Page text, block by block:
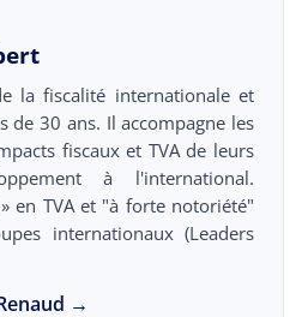
la fiscalité internationale et
de 30 ans. Il accompagne les
fiscaux et TVA de leurs
à l'international.
en TVA et "à forte notoriété"
internationaux (Leaders
→